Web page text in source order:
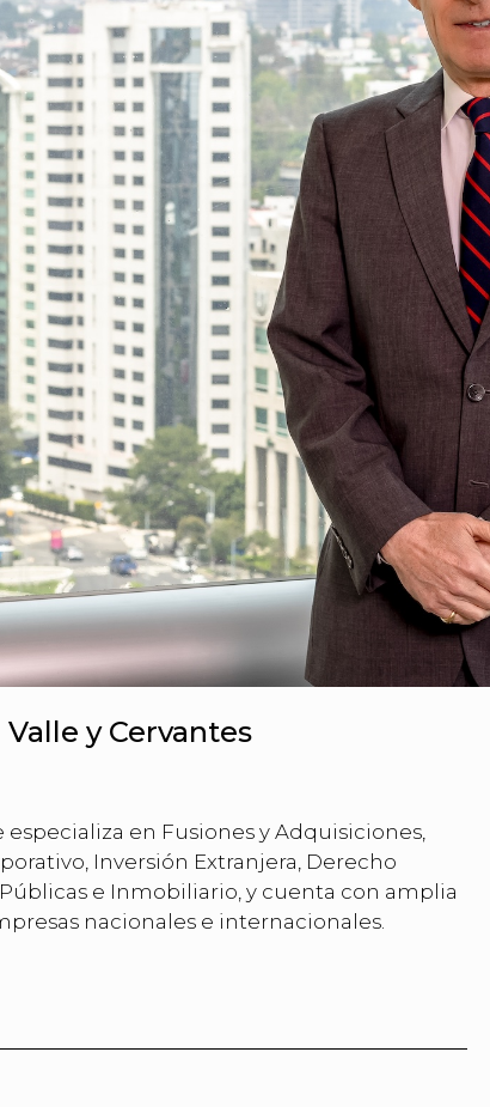
y Cervantes
especializa en Fusiones y Adquisiciones,
Inversión Extranjera, Derecho
e Inmobiliario, y cuenta con amplia
nacionales e internacionales.